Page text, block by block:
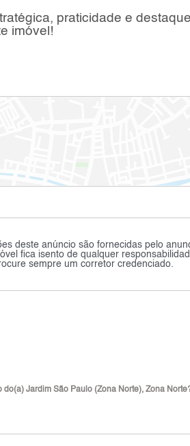
praticidade e
imóvel!
deste anúncio são fornecidas pelo
fica isento de qualquer
sempre um corretor credenciado.
Jardim São Paulo (Zona Norte), Zona